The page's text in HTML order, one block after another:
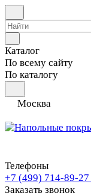
Каталог
По всему сайту
По каталогу
Москва
Телефоны
+7 (499) 714-89-27
Заказать звонок